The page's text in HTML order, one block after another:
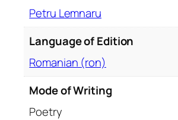
i
u
Petru Lemnaru
Language of Edition
Romanian (ron)
Mode of Writing
Poetry